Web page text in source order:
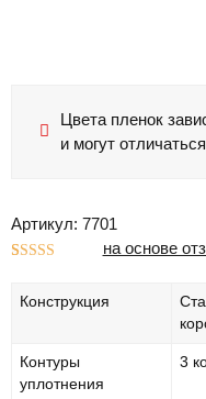
Артикул: 7701
основе
на основе
Конструкция
Контуры
уплотнения
3
Цвета пленок
и могут